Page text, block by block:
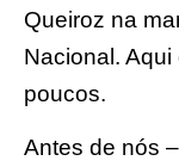
Queiroz na
Nacional.
poucos.
Antes de nós